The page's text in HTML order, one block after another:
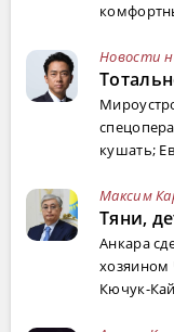
Новости
кушать;
Максим
Тяни,
Анкара
хозяином
Кючук-